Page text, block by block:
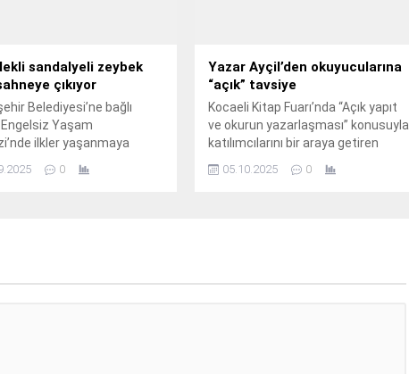
sandalyeli zeybek
çıkıyor
Belediyesi’ne bağlı
Yaşam
ilkler yaşanmaya
0
Yazar Ayçil’den okuyucularına
“açık” tavsiye
Kocaeli Kitap Fuarı’nda “Açık yapıt
ve okurun yazarlaşması” konusuyla
katılımcılarını bir araya getiren
arasındaki farkı anlatarak
05.10.2025 0